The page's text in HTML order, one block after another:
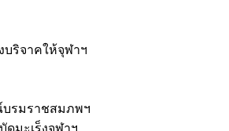
บริจาคให้จุฬาฯ
รมราชสมภพฯ
มะเร็งจุฬาฯ